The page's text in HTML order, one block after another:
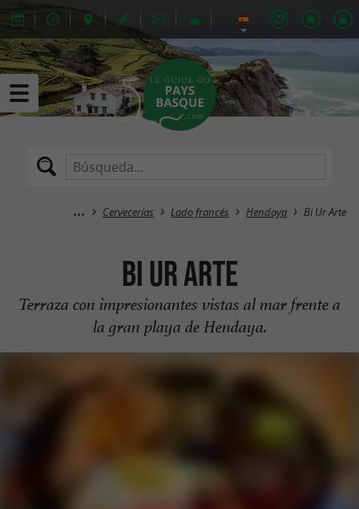
Cervecerías Lado francés Hendaya Bi Ur Arte
Bi Ur Arte
Terraza con impresionantes vistas al mar frente a
la gran playa de Hendaya.